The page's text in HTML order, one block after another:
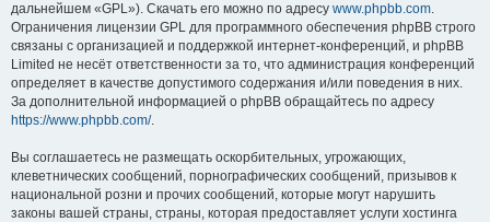
дальнейшем «GPL»). Скачать его можно по адресу www.phpbb.com.
Ограничения лицензии GPL для программного обеспечения phpBB строго
связаны с организацией и поддержкой интернет-конференций, и phpBB
Limited не несёт ответственности за то, что администрация конференций
определяет в качестве допустимого содержания и/или поведения в них.
За дополнительной информацией о phpBB обращайтесь по адресу
https://www.phpbb.com/.
Вы соглашаетесь не размещать оскорбительных, угрожающих,
клеветнических сообщений, порнографических сообщений, призывов к
национальной розни и прочих сообщений, которые могут нарушить
законы вашей страны, страны, которая предоставляет услуги хостинга